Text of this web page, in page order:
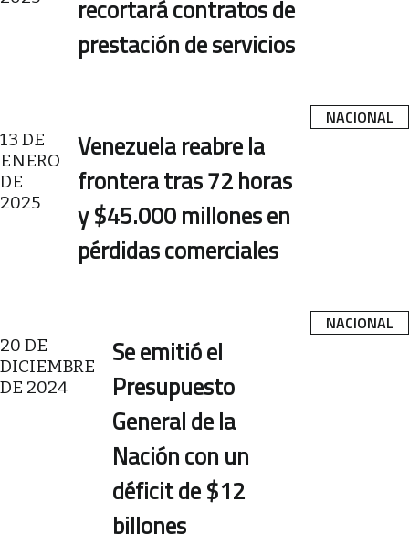
NACIONAL
recortará contratos de
prestación de servicios
NACIONAL
13 DE
ENERO
DE
2025
Venezuela reabre la
frontera tras 72 horas
y $45.000 millones en
pérdidas comerciales
20 DE
DICIEMBRE
DE 2024
Se emitió el
Presupuesto
General de la
Nación con un
déficit de $12
billones